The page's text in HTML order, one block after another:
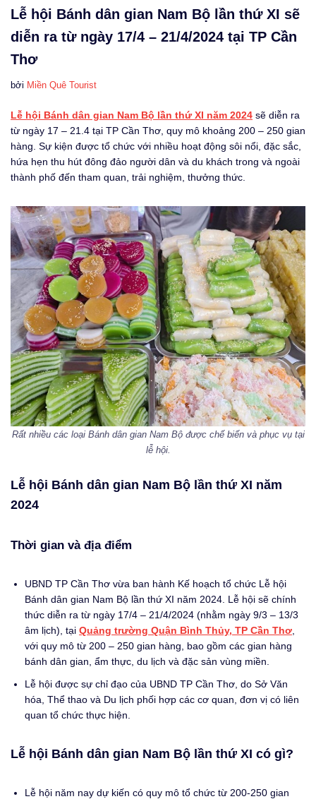
Lễ hội Bánh dân gian Nam Bộ lần thứ XI sẽ
diễn ra từ ngày 17/4 – 21/4/2024 tại TP Cần
Thơ
bởi Miền Quê Tourist
Lễ hội Bánh dân gian Nam Bộ lần thứ XI năm 2024 sẽ diễn ra
từ ngày 17 – 21.4 tại TP Cần Thơ, quy mô khoảng 200 – 250 gian
hàng. Sự kiện được tổ chức với nhiều hoạt động sôi nổi, đặc sắc,
hứa hẹn thu hút đông đảo người dân và du khách trong và ngoài
thành phố đến tham quan, trải nghiệm, thưởng thức.
Rất nhiều các loại Bánh dân gian Nam Bộ được chế biến và phục vụ tại
lễ hội.
Lễ hội Bánh dân gian Nam Bộ lần thứ XI năm
2024
Thời gian và địa điểm
UBND TP Cần Thơ vừa ban hành Kế hoạch tổ chức Lễ hội
Bánh dân gian Nam Bộ lần thứ XI năm 2024. Lễ hội sẽ chính
thức diễn ra từ ngày 17/4 – 21/4/2024 (nhằm ngày 9/3 – 13/3
âm lịch), tại Quảng trường Quận Bình Thủy, TP Cần Thơ
với quy mô từ 200 – 250 gian hàng, bao gồm các gian hàng
bánh dân gian, ẩm thực, du lịch và đặc sản vùng miền.
Lễ hội được sự chỉ đạo của UBND TP Cần Thơ, do Sở Văn
hóa, Thể thao và Du lịch phối hợp các cơ quan, đơn vị có liên
quan tổ chức thực hiện.
Lễ hội Bánh dân gian Nam Bộ lần thứ XI có gì?
Lễ hội năm nay dự kiến có quy mô tổ chức từ 200-250 gian